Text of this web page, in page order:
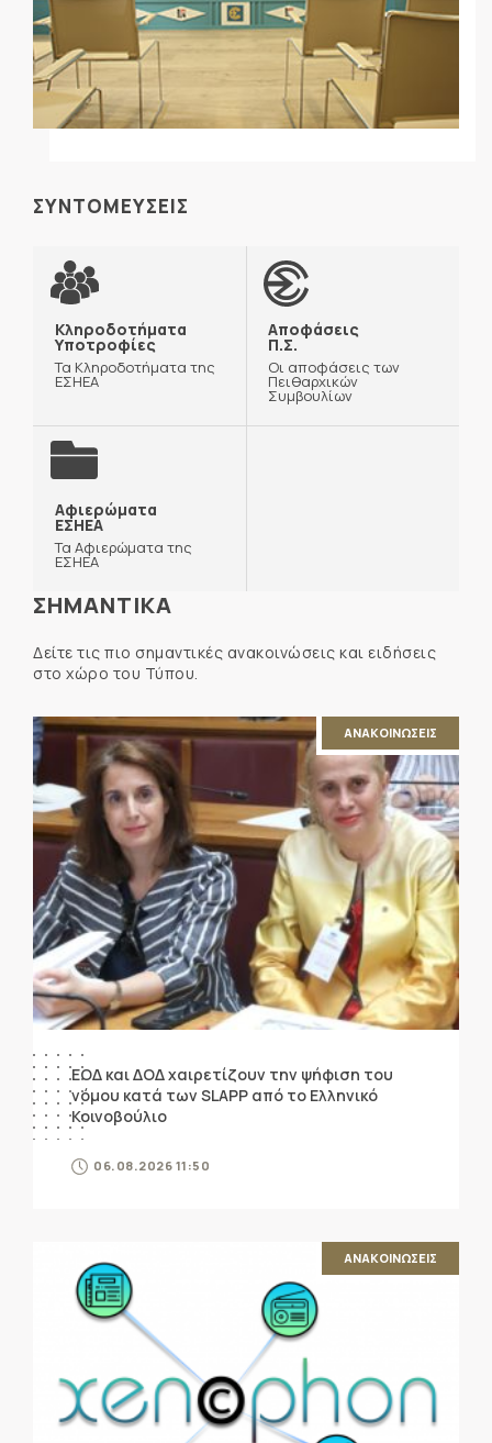
ΣΥΝΤΟΜΕΥΣΕΙΣ
Κληροδοτήματα
Υποτροφίες
Τα Κληροδοτήματα της
ΕΣΗΕΑ
Αποφάσεις
Π.Σ.
Οι αποφάσεις των
Πειθαρχικών
Συμβουλίων
Αφιερώματα
ΕΣΗΕΑ
Τα Αφιερώματα της
ΕΣΗΕΑ
ΣΗΜΑΝΤΙΚΑ
Δείτε τις πιο σημαντικές ανακοινώσεις και ειδήσεις
στο χώρο του Τύπου.
ΑΝΑΚΟΙΝΩΣΕΙΣ
ΕΟΔ και ΔΟΔ χαιρετίζουν την ψήφιση του
νόμου κατά των SLAPP από το Ελληνικό
Κοινοβούλιο
06.08.2026 11:50
ΑΝΑΚΟΙΝΩΣΕΙΣ